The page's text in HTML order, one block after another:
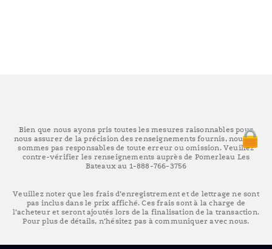
Bien que nous ayons pris toutes les mesures raisonnables pour
nous assurer de la précision des renseignements fournis, nous ne
sommes pas responsables de toute erreur ou omission. Veuillez
contre-vérifier les renseignements auprès de Pomerleau Les
Bateaux au 1-888-766-3756
Veuillez noter que les frais d’enregistrement et de lettrage ne sont
pas inclus dans le prix affiché. Ces frais sont à la charge de
l’acheteur et seront ajoutés lors de la finalisation de la transaction.
Pour plus de détails, n’hésitez pas à communiquer avec nous.